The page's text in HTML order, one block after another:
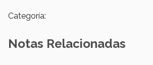
Categoría:
Notas Relacionadas